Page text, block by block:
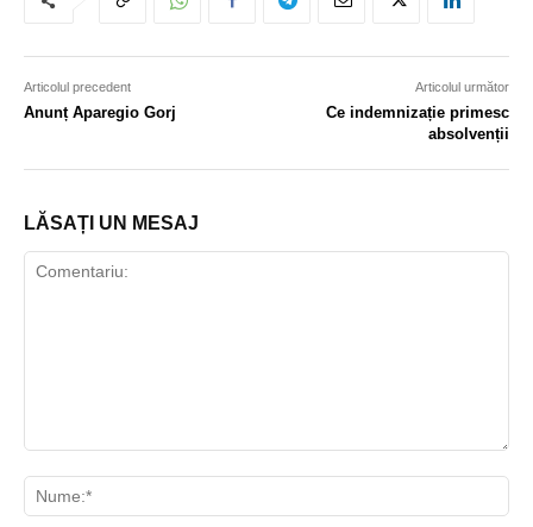
Articolul precedent
Anunț Aparegio Gorj
Articolul următor
Ce indemnizație primesc
absolvenții
LĂSAȚI UN MESAJ